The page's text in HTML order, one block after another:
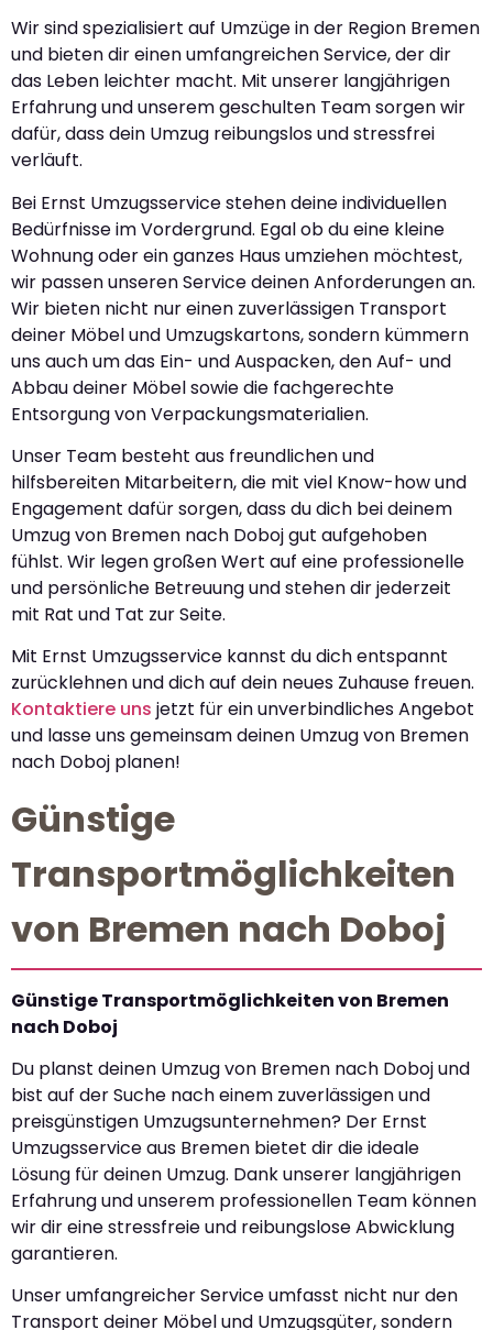
Wir sind spezialisiert auf Umzüge in der Region Bremen
und bieten dir einen umfangreichen Service, der dir
das Leben leichter macht. Mit unserer langjährigen
Erfahrung und unserem geschulten Team sorgen wir
dafür, dass dein Umzug reibungslos und stressfrei
verläuft.
Bei Ernst Umzugsservice stehen deine individuellen
Bedürfnisse im Vordergrund. Egal ob du eine kleine
Wohnung oder ein ganzes Haus umziehen möchtest,
wir passen unseren Service deinen Anforderungen an.
Wir bieten nicht nur einen zuverlässigen Transport
deiner Möbel und Umzugskartons, sondern kümmern
uns auch um das Ein- und Auspacken, den Auf- und
Abbau deiner Möbel sowie die fachgerechte
Entsorgung von Verpackungsmaterialien.
Unser Team besteht aus freundlichen und
hilfsbereiten Mitarbeitern, die mit viel Know-how und
Engagement dafür sorgen, dass du dich bei deinem
Umzug von Bremen nach Doboj gut aufgehoben
fühlst. Wir legen großen Wert auf eine professionelle
und persönliche Betreuung und stehen dir jederzeit
mit Rat und Tat zur Seite.
Mit Ernst Umzugsservice kannst du dich entspannt
zurücklehnen und dich auf dein neues Zuhause freuen.
Kontaktiere uns jetzt für ein unverbindliches Angebot
und lasse uns gemeinsam deinen Umzug von Bremen
nach Doboj planen!
Günstige
Transportmöglichkeiten
von Bremen nach Doboj
Günstige Transportmöglichkeiten von Bremen
nach Doboj
Du planst deinen Umzug von Bremen nach Doboj und
bist auf der Suche nach einem zuverlässigen und
preisgünstigen Umzugsunternehmen? Der Ernst
Umzugsservice aus Bremen bietet dir die ideale
Lösung für deinen Umzug. Dank unserer langjährigen
Erfahrung und unserem professionellen Team können
wir dir eine stressfreie und reibungslose Abwicklung
garantieren.
Unser umfangreicher Service umfasst nicht nur den
Transport deiner Möbel und Umzugsgüter, sondern